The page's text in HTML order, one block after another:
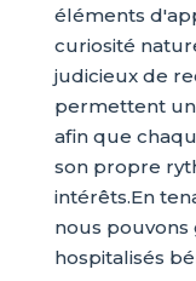
éléments
curiosité
judicieux de
permettent
afin que
son propre
intérêts.En
nous pouvons
hospitalisés